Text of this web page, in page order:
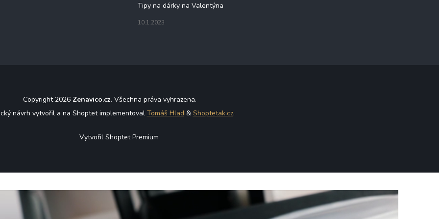
Tipy na dárky na Valentýna
10.1.2023
Copyright 2026 Zenavico.cz. Všechna práva vyhrazena.
návrh vytvořil a na Shoptet implementoval Tomáš Hlad & Shoptetak.cz.
Vytvořil Shoptet Premium